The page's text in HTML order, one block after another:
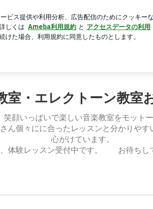
戸市西区ピアノ教室・エレクトーン教室
Home アクセス リンク
室・エレクトーン教室
笑顔いっぱいで楽しい音楽教室をモット
ん個々にに合ったレッスンと分かりやす
心がけています。
体験レッスン受付中です。 お待ちし